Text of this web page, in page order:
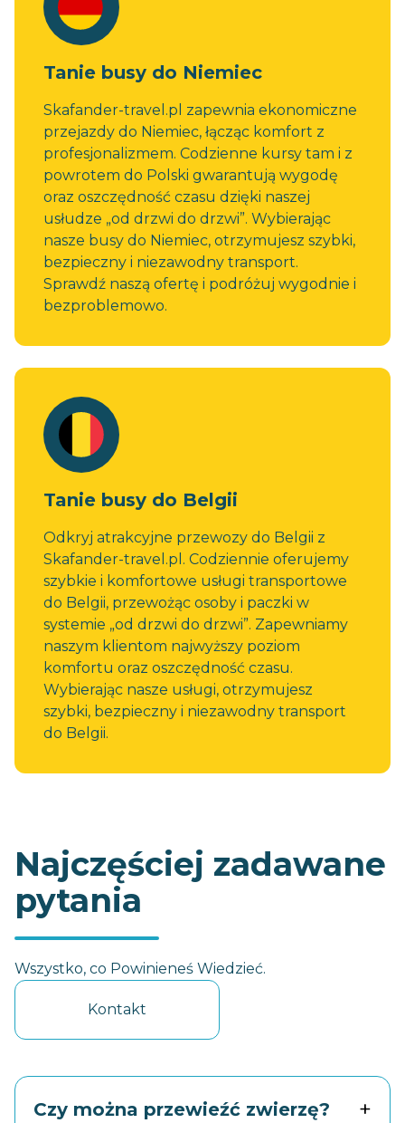
Tanie busy do Niemiec
Skafander-travel.pl zapewnia ekonomiczne
przejazdy do Niemiec, łącząc komfort z
profesjonalizmem. Codzienne kursy tam i z
powrotem do Polski gwarantują wygodę
oraz oszczędność czasu dzięki naszej
usłudze „od drzwi do drzwi”. Wybierając
nasze busy do Niemiec, otrzymujesz szybki,
bezpieczny i niezawodny transport.
Sprawdź naszą ofertę i podróżuj wygodnie i
bezproblemowo.
Tanie busy do Belgii
Odkryj atrakcyjne przewozy do Belgii z
Skafander-travel.pl. Codziennie oferujemy
szybkie i komfortowe usługi transportowe
do Belgii, przewożąc osoby i paczki w
systemie „od drzwi do drzwi”. Zapewniamy
naszym klientom najwyższy poziom
komfortu oraz oszczędność czasu.
Wybierając nasze usługi, otrzymujesz
szybki, bezpieczny i niezawodny transport
do Belgii.
Najczęściej zadawane
pytania
Wszystko, co Powinieneś Wiedzieć.
Kontakt
Czy można przewieźć zwierzę? +